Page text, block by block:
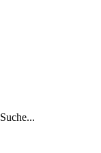
Suche...